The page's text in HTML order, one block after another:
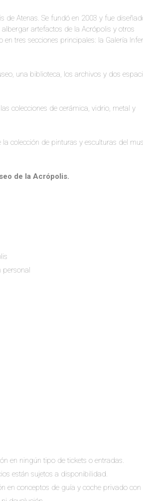
de Atenas. Se fundó en 2003 y fue
artefactos de la Acrópolis y otros
tres secciones principales: la Galería
una biblioteca, los archivos y dos
colecciones de cerámica, vidrio, metal y
colección de pinturas y esculturas del
de la Acrópolis.
personal
en ningún tipo de tickets o entradas.
están sujetos a disponibilidad.
en conceptos de guía y coche privado con